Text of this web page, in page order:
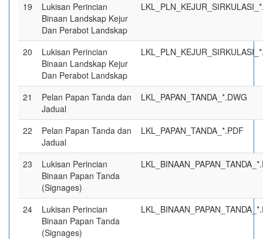
19
Lukisan Perincian
Binaan Landskap Kejur
Dan Perabot Landskap
20
Lukisan Perincian
Binaan Landskap Kejur
Dan Perabot Landskap
21
Pelan Papan Tanda dan
Jadual
LKL_PAPAN_TANDA_*.DWG
22
Pelan Papan Tanda dan
Jadual
LKL_PAPAN_TANDA_*.PDF
23
Lukisan Perincian
Binaan Papan Tanda
(Signages)
24
Lukisan Perincian
Binaan Papan Tanda
(Signages)